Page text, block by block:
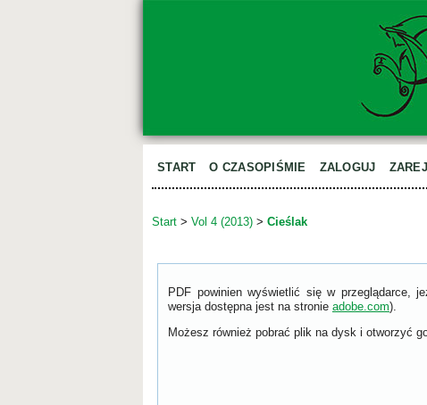
START O CZASOPIŚMIE ZALOGUJ
Start > Vol 4 (2013) > Cieślak
PDF powinien wyświetlić się w przeglądarce,
wersja dostępna jest na stronie adobe.com).
Możesz również pobrać plik na dysk i otworzyć